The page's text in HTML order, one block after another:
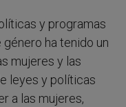
y programas
ha tenido un
mujeres y las
leyes y políticas
a las mujeres,